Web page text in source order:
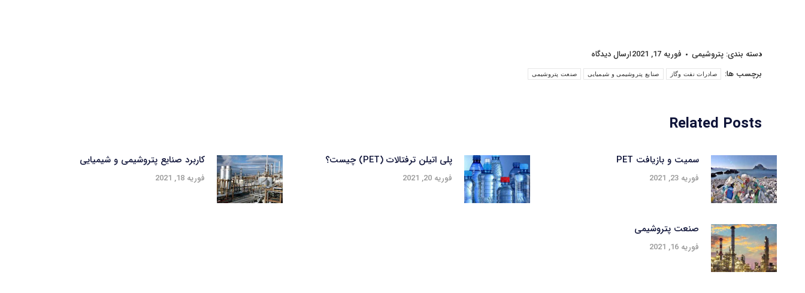
دسته بندی: پتروشیمی فوریه 17, 2021
ارسال دیدگاه
برچسب ها:
صادرات نفت وگاز صنایع پتروشیمی و شیمیایی صنعت پتروشیمی
Related Posts
سمیت و بازیافت PET
فوریه 23, 2021
پلی اتیلن ترفتالات (PET) چیست؟
فوریه 20, 2021
کاربرد صنایع پتروشیمی و شیمیایی
فوریه 18, 2021
صنعت پتروشیمی
فوریه 16, 2021